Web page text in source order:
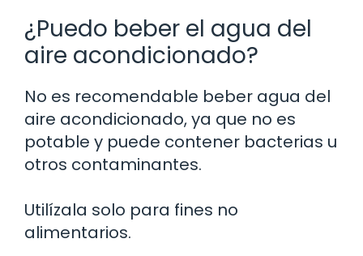
¿Puedo beber el agua del
aire acondicionado?
No es recomendable beber agua del
aire acondicionado, ya que no es
potable y puede contener bacterias u
otros contaminantes.
Utilízala solo para fines no
alimentarios.